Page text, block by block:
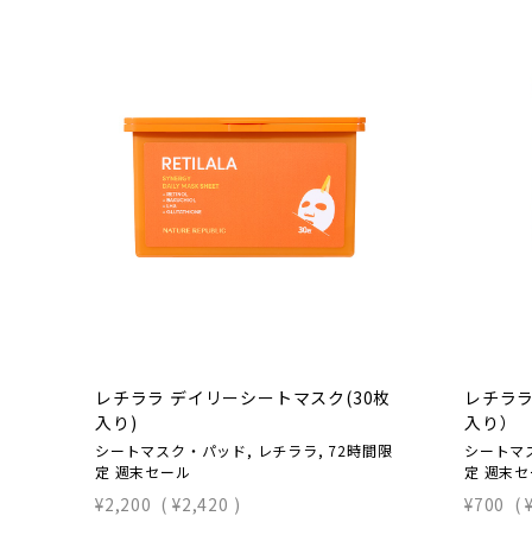
レチララ デイリーシートマスク(30枚
入り)
シートマスク・パッド, レチララ, 72時間限
定 週末セール
¥2,200 ( ¥2,420 )
レチラ
入り）
シートマ
定 週末
¥700 (